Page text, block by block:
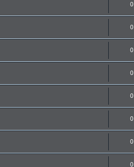
0
0
0
0
0
0
0
0